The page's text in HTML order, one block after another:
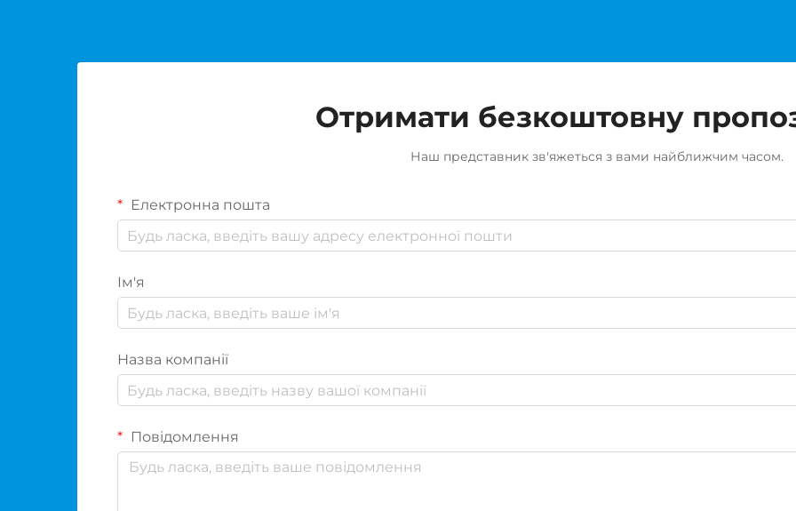
Отримати безкоштовну
Наш представник зв'яжеться з вами найближчим часом.
Електронна пошта
Ім'я
Назва компанії
Повідомлення